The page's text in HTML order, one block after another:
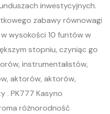
inwestycyjnych.
zabawy równowagi
wysokości 10 funtów w
stopniu, czyniąc go
instrumentalistów,
aktorów, aktorów,
. PK777 Kasyno
różnorodność